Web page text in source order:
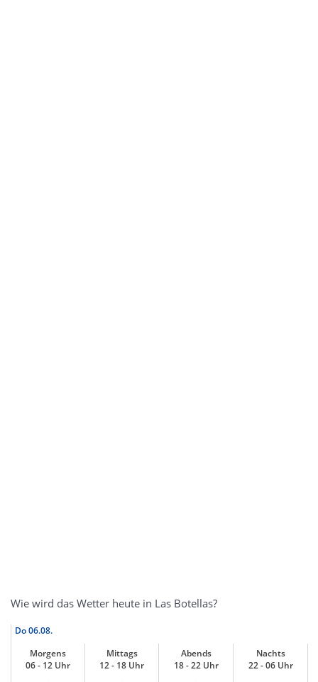
Wie wird das Wetter heute in Las Botellas?
Do06.08.
Morgens
06 - 12 Uhr
Mittags
12 - 18 Uhr
Abends
18 - 22 Uhr
Nachts
22 - 06 Uhr